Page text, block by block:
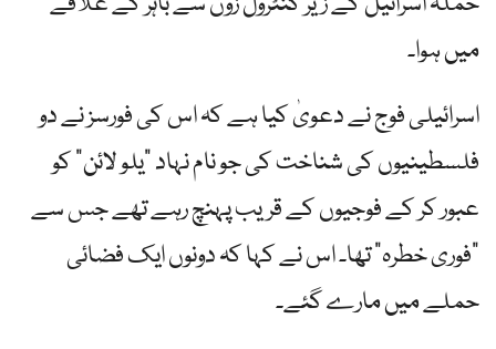
میں ہوا۔
اسرائیلی فوج نے دعویٰ کیا ہے کہ اس کی فورسز نے دو
فلسطینیوں کی شناخت کی جو نام نہاد "یلو لائن” کو
عبور کر کے فوجیوں کے قریب پہنچ رہے تھے جس سے
"فوری خطرہ” تھا۔ اس نے کہا کہ دونوں ایک فضائی
حملے میں مارے گئے۔